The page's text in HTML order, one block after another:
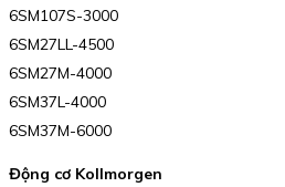
6SM107S-3000
6SM27LL-4500
6SM27M-4000
6SM37L-4000
6SM37M-6000
Động cơ Kollmorgen